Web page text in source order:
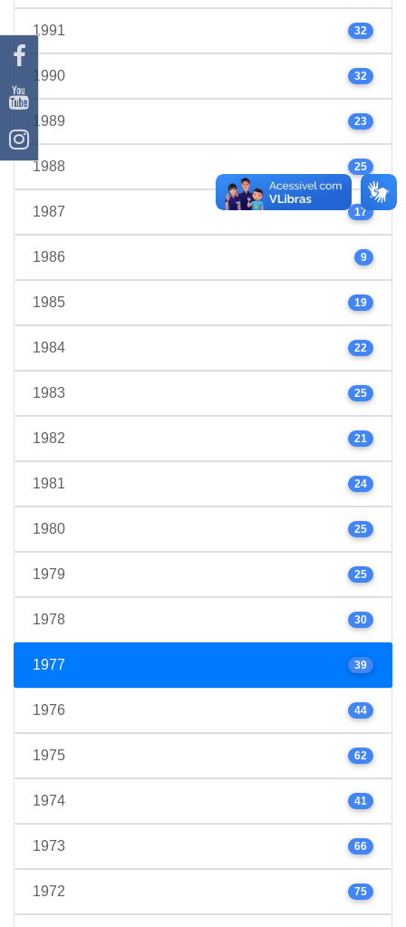
1991 32
1990 32
1989 23
1988 25
1987 17
1986 9
1985 19
1984 22
1983 25
1982 21
1981 24
1980 25
1979 25
1978 30
1977 39
1976 44
1975 62
1974 41
1973 66
1972 75